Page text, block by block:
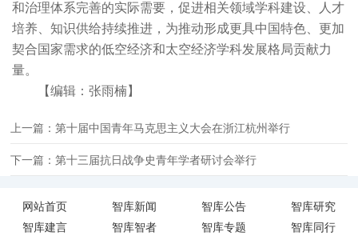
和治理体系完善的实际需要，促进相关领域学科建设、人才
培养、知识供给持续推进，为推动形成更具中国特色、更加
契合国家需求的低空经济和太空经济学科发展格局贡献力
量。
【编辑：张雨楠】
上一篇：第十届中国青年马克思主义大会在浙江杭州举行
下一篇：第十三届抗日战争史青年学者研讨会举行
网站首页 智库新闻 智库公告
智库研究
智库建言
智库智者 智库专题 智库同行